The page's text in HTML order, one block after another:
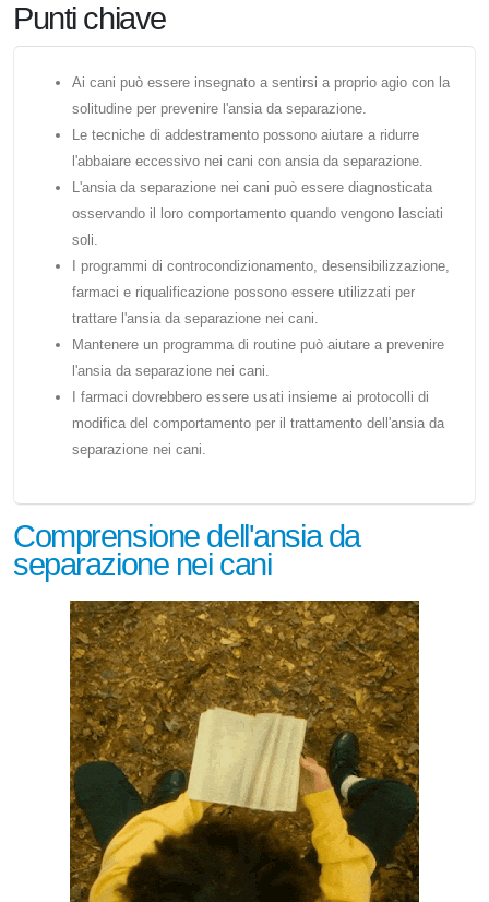
Punti chiave
Ai cani può essere insegnato a sentirsi a proprio agio con la
solitudine per prevenire l'ansia da separazione.
Le tecniche di addestramento possono aiutare a ridurre
l'abbaiare eccessivo nei cani con ansia da separazione.
L'ansia da separazione nei cani può essere diagnosticata
osservando il loro comportamento quando vengono lasciati
soli.
I programmi di controcondizionamento, desensibilizzazione,
farmaci e riqualificazione possono essere utilizzati per
trattare l'ansia da separazione nei cani.
Mantenere un programma di routine può aiutare a prevenire
l'ansia da separazione nei cani.
I farmaci dovrebbero essere usati insieme ai protocolli di
modifica del comportamento per il trattamento dell'ansia da
separazione nei cani.
Comprensione dell'ansia da
separazione nei cani